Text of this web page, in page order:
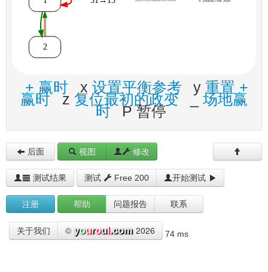
+ 赢时 x 设置平衡参考 y重置 +
赢时 z 复位最初的政变 _场地赢
时 P 暂停
后面 视图 修改
测试结果 测试 Free 200 开始测试
注册 帮助 问题报告 联系
关于我们 © 2026 74 ms